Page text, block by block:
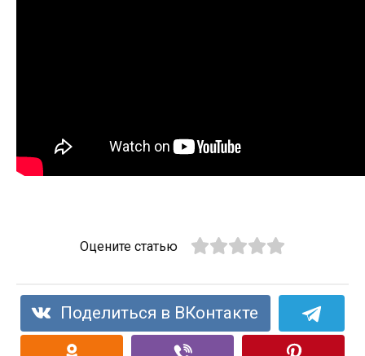
Оцените статью
Поделиться в ВКонтакте